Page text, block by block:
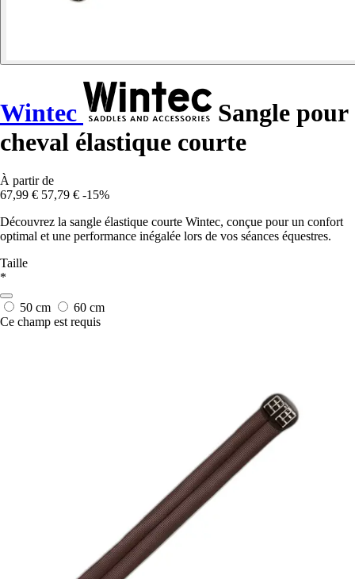
Wintec
Sangle pour
cheval élastique courte
À partir de
67,99 € 57,79 € -15%
Découvrez la sangle élastique courte Wintec, conçue pour un confort
optimal et une performance inégalée lors de vos séances équestres.
Taille
*
50 cm
60 cm
Ce champ est requis